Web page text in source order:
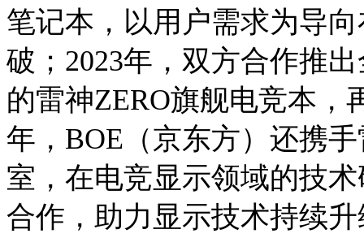
笔记本，以用户需求为导
破；2023年，双方合作推
的雷神ZERO旗舰电竞本，
年，BOE（京东方）还携
室，在电竞显示领域的技
合作，助力显示技术持续